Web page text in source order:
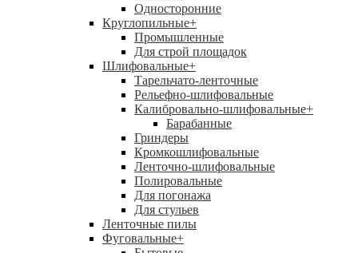
Односторонние
Круглопильные+
Промышленные
Для строй площадок
Шлифовальные+
Тарельчато-ленточные
Рельефно-шлифовальные
Калибровально-шлифовальные+
Барабанные
Гриндеры
Кромкошлифовальные
Ленточно-шлифовальные
Полировальные
Для погонажа
Для стульев
Ленточные пилы
Фуговальные+